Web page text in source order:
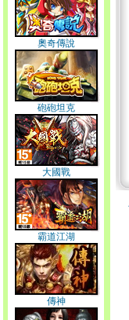
奧奇傳說
砲砲坦克
大國戰
霸道江湖
傳神